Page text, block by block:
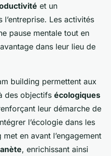
et un
Les activités
pause mentale tout en
dans leur lieu de
building permettent aux
des objectifs écologiques
leur démarche de
l’écologie dans les
en avant l’engagement
, enrichissant ainsi